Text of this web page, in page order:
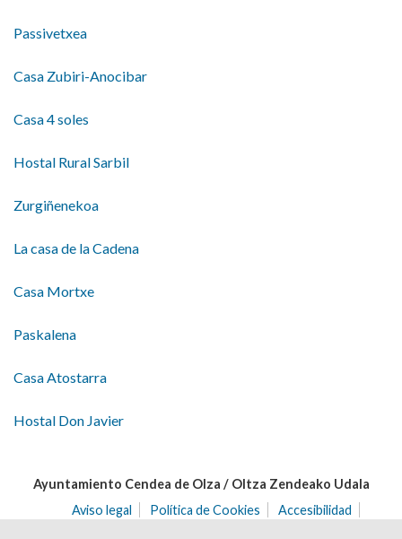
Passivetxea
Casa Zubiri-Anocibar
Casa 4 soles
Hostal Rural Sarbil
Zurgiñenekoa
La casa de la Cadena
Casa Mortxe
Paskalena
Casa Atostarra
Hostal Don Javier
Ayuntamiento Cendea de Olza / Oltza Zendeako Udala
Aviso legal
Política de Cookies
Accesibilidad